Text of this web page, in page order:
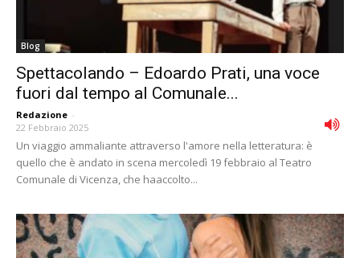
Blog
Spettacolando – Edoardo Prati, una voce
fuori dal tempo al Comunale...
Redazione -
22 Febbraio 2025
Un viaggio ammaliante attraverso l'amore nella letteratura: è
quello che è andato in scena mercoledì 19 febbraio al Teatro
Comunale di Vicenza, che haaccolto...